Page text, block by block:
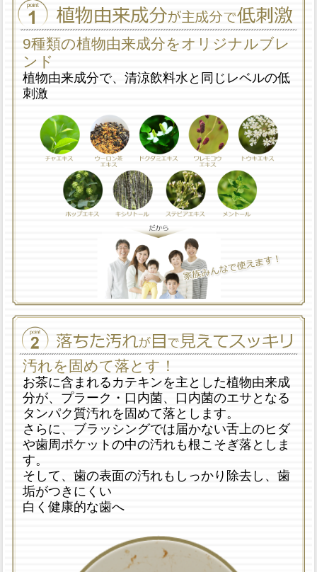
9種類の植物由来成分をオリジナルブレ
ンド
植物由来成分で、清涼飲料水と同じレベルの低
刺激
汚れを固めて落とす！
お茶に含まれるカテキンを主とした植物由来成
分が、プラーク・口内菌、口内菌のエサとなる
タンパク質汚れを固めて落とします。
さらに、ブラッシングでは届かない舌上のヒダ
や歯周ポケットの中の汚れも根こそぎ落としま
す。
そして、歯の表面の汚れもしっかり除去し、歯
垢がつきにくい
白く健康的な歯へ